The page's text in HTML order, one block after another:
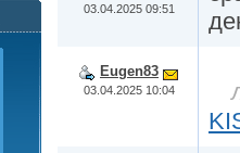
03.04.2025 09:51
Eugen83
03.04.2025 10:04